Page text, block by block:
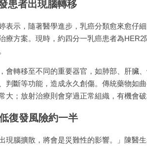
患者出現腦轉移
表示，隨著醫學進步，乳癌分類愈來愈仔
療方案。現時，約四分一乳癌患者為
會轉移至不同的重要器官，如肺部、肝臟
判斷等功能，造成永久創傷。傳統藥物如
大；放射治療則會穿過正常組織，有機會破
復發風險約一半
現腦擴散，將會是災難性的影響。」陳